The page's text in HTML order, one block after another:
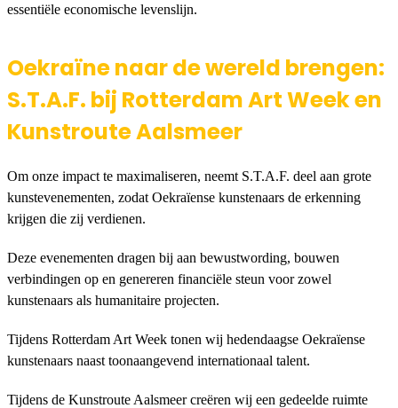
essentiële economische levenslijn.
Oekraïne naar de wereld brengen:
S.T.A.F. bij Rotterdam Art Week en
Kunstroute Aalsmeer
Om onze impact te maximaliseren, neemt S.T.A.F. deel aan grote
kunstevenementen, zodat Oekraïense kunstenaars de erkenning
krijgen die zij verdienen.
Deze evenementen dragen bij aan bewustwording, bouwen
verbindingen op en genereren financiële steun voor zowel
kunstenaars als humanitaire projecten.
Tijdens Rotterdam Art Week tonen wij hedendaagse Oekraïense
kunstenaars naast toonaangevend internationaal talent.
Tijdens de Kunstroute Aalsmeer creëren wij een gedeelde ruimte